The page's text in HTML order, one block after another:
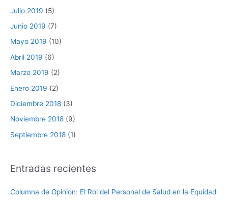
Julio 2019 (5)
Junio 2019 (7)
Mayo 2019 (10)
Abril 2019 (6)
Marzo 2019 (2)
Enero 2019 (2)
Diciembre 2018 (3)
Noviembre 2018 (9)
Septiembre 2018 (1)
Entradas recientes
Columna de Opinión: El Rol del Personal de Salud en la Equidad